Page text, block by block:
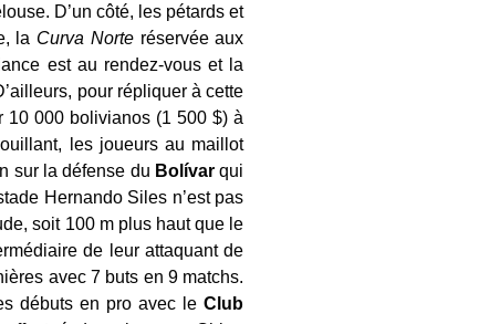
D’un côté, les pétards et
la Curva Norteréservée aux
est au rendez-vous et la
pour répliquer à cette
10 000 bolivianos (1 500 $) à
les joueurs au maillot
sur la défense du Bolívar qui
Hernando Siles n’est pas
soit 100 m plus haut que le
de leur attaquant de
avec 7 buts en 9 matchs.
débuts en pro avec leClub